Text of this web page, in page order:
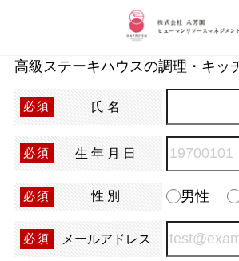
高級ステーキハウスの調理・キッ
必須 氏名
必須 生年月日
必須 性別 男性
必須 メールアドレス